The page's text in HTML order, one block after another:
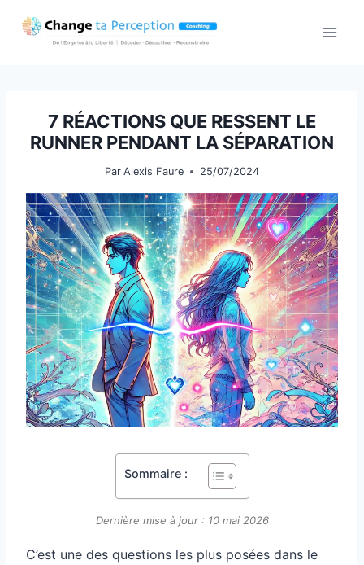
7 RÉACTIONS QUE RESSENT LE
RUNNER PENDANT LA SÉPARATION
Par Alexis Faure 25/07/2024
Sommaire :
Dernière mise à jour : 10 mai 2026
C’est une des questions les plus posées dans le